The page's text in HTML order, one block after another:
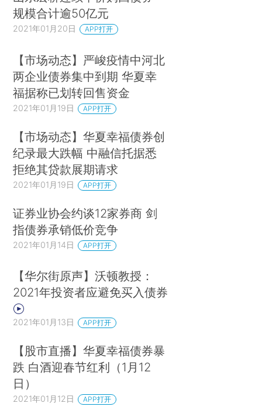
规模合计逾50亿元
2021年01月20日 APP打开
【市场动态】严峻疫情中河北
两企业债券集中到期 华夏幸
福据称已划转回售资金
2021年01月19日 APP打开
【市场动态】华夏幸福债券创
纪录最大跌幅 中融信托据悉
拒绝其贷款展期请求
2021年01月19日 APP打开
证券业协会约谈12家券商 剑
指债券承销低价竞争
2021年01月14日 APP打开
【华尔街原声】沃顿教授：
2021年投资者应避免买入债券
2021年01月13日 APP打开
【股市直播】华夏幸福债券暴
跌 白酒迎春节红利（1月12
日）
2021年01月12日 APP打开